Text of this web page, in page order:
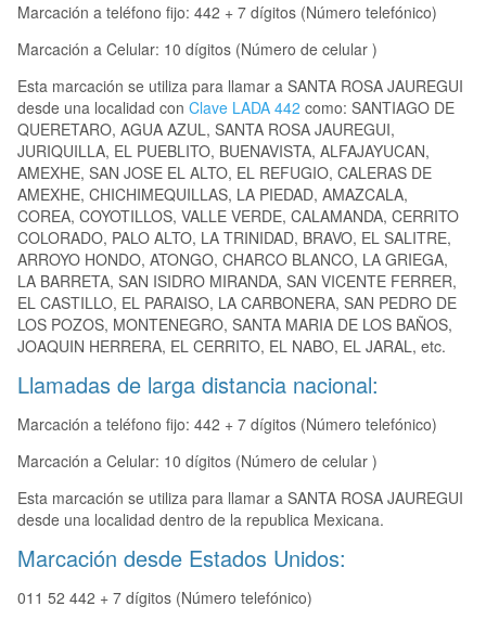
Marcación a teléfono fijo: 442 + 7 dígitos (Número telefónico)
Marcación a Celular: 10 dígitos (Número de celular )
Esta marcación se utiliza para llamar a SANTA ROSA JAUREGUI
desde una localidad con Clave LADA 442 como: SANTIAGO DE
QUERETARO, AGUA AZUL, SANTA ROSA JAUREGUI,
JURIQUILLA, EL PUEBLITO, BUENAVISTA, ALFAJAYUCAN,
AMEXHE, SAN JOSE EL ALTO, EL REFUGIO, CALERAS DE
AMEXHE, CHICHIMEQUILLAS, LA PIEDAD, AMAZCALA,
COREA, COYOTILLOS, VALLE VERDE, CALAMANDA, CERRITO
COLORADO, PALO ALTO, LA TRINIDAD, BRAVO, EL SALITRE,
ARROYO HONDO, ATONGO, CHARCO BLANCO, LA GRIEGA,
LA BARRETA, SAN ISIDRO MIRANDA, SAN VICENTE FERRER,
EL CASTILLO, EL PARAISO, LA CARBONERA, SAN PEDRO DE
LOS POZOS, MONTENEGRO, SANTA MARIA DE LOS BAÑOS,
JOAQUIN HERRERA, EL CERRITO, EL NABO, EL JARAL, etc.
Llamadas de larga distancia nacional:
Marcación a teléfono fijo: 442 + 7 dígitos (Número telefónico)
Marcación a Celular: 10 dígitos (Número de celular )
Esta marcación se utiliza para llamar a SANTA ROSA JAUREGUI
desde una localidad dentro de la republica Mexicana.
Marcación desde Estados Unidos:
011 52 442 + 7 dígitos (Número telefónico)